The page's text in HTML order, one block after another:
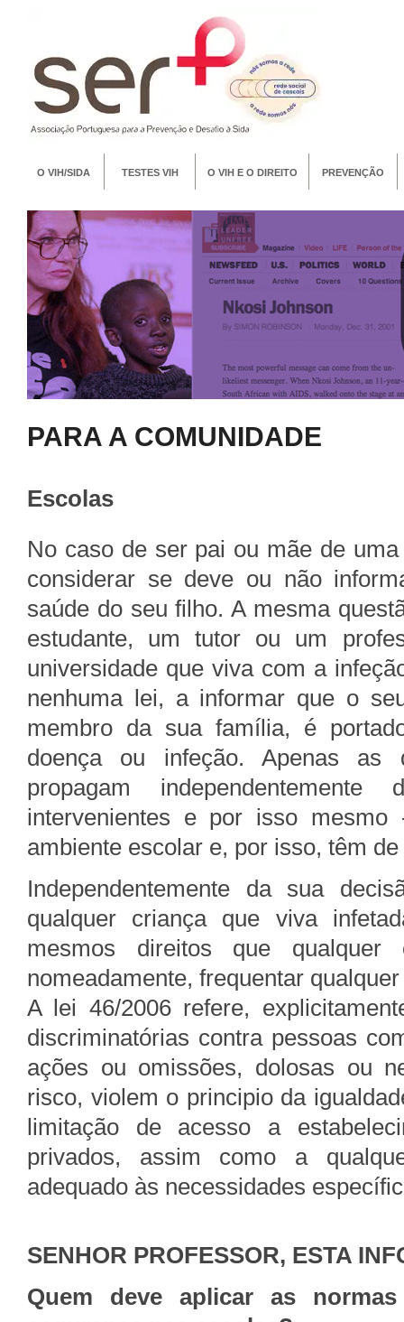
O VIH/SIDA TESTES VIH O VIH E O DIREITO PREVENÇÃO
PARA A COMUNIDADE
Escolas
No caso de ser pai ou mãe de
considerar se deve ou não
saúde do seu filho. A mesma
estudante, um tutor ou um
universidade que viva com a
nenhuma lei, a informar que o
membro da sua família, é
doença ou infeção. Apenas as
propagam
intervenientes e por isso
ambiente escolar e, por isso, têm
Independentemente da sua
qualquer criança que viva
mesmos direitos que
nomeadamente, frequentar
A lei 46/2006 refere,
discriminatórias contra pessoas
ações ou omissões, dolosas ou
risco, violem o principio da
limitação de acesso a
privados, assim como a
adequado às necessidades
SENHOR PROFESSOR, ESTA
Quem deve aplicar as